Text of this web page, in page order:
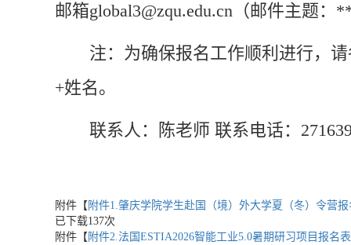
邮箱global3@zqu.edu.cn（邮件主题
注：为确保报名工作顺利进行，
+姓名。
联系人：陈老师 联系电话：
附件【 附件1.肇庆学院学生赴国（境）外大学夏（冬）令营报
已下载137次
附件【 附件2.法国ESTIA2026智能工业5.0暑期研习项目报名